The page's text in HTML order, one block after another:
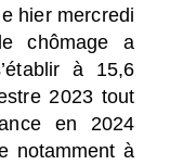
hier mercredi
chômage a
à 15,6
2023 tout
en 2024
notamment à